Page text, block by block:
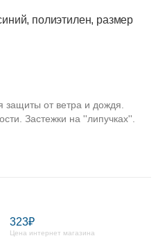
полиэтилен, размер
от ветра и дождя.
Застежки на ''липучках''.
323₽
Цена интернет магазина